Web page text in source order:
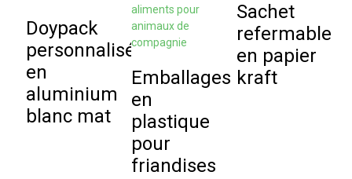
Doypack
personnalisé
en
aluminium
blanc mat
Emballages
en
plastique
pour
friandises
Sachet
refermable
en papier
kraft